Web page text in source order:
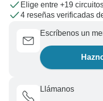
Elige entre +19
4 reseñas verificadas
Escríbenos un
Llámanos